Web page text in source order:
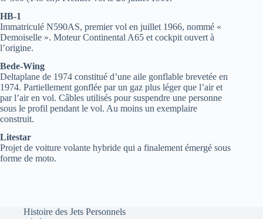
HB-1
Immatriculé N590AS, premier vol en juillet 1966, nommé «
Demoiselle ». Moteur Continental A65 et cockpit ouvert à
l’origine.
Bede-Wing
Deltaplane de 1974 constitué d’une aile gonflable brevetée en
1974. Partiellement gonflée par un gaz plus léger que l’air et
par l’air en vol. Câbles utilisés pour suspendre une personne
sous le profil pendant le vol. Au moins un exemplaire
construit.
Litestar
Projet de voiture volante hybride qui a finalement émergé sous
forme de moto.
Histoire des Jets Personnels